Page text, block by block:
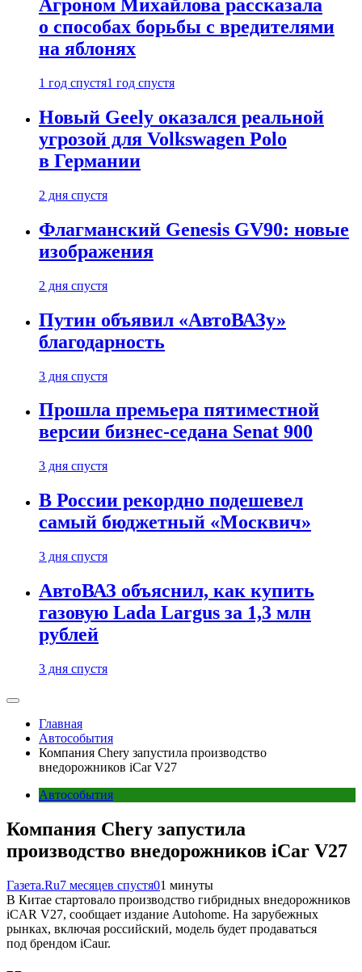
Агроном Михайлова рассказала
о способах борьбы с вредителями
на яблонях
1 год спустя1 год спустя
Новый Geely оказался реальной
угрозой для Volkswagen Polo
в Германии
2 дня спустя
Флагманский Genesis GV90: новые
изображения
2 дня спустя
Путин объявил «АвтоВАЗу»
благодарность
3 дня спустя
Прошла премьера пятиместной
версии бизнес-седана Senat 900
3 дня спустя
В России рекордно подешевел
самый бюджетный «Москвич»
3 дня спустя
АвтоВАЗ объяснил, как купить
газовую Lada Largus за 1,3 млн
рублей
3 дня спустя
Главная
Автособытия
Компания Chery запустила производство
внедорожников iCar V27
Автособытия
Компания Chery запустила
производство внедорожников iCar V27
Газета.Ru7 месяцев спустя01 минуты
В Китае стартовало производство гибридных внедорожников
iCAR V27, сообщает издание Autohome. На зарубежных
рынках, включая российский, модель будет продаваться
под брендом iCaur.